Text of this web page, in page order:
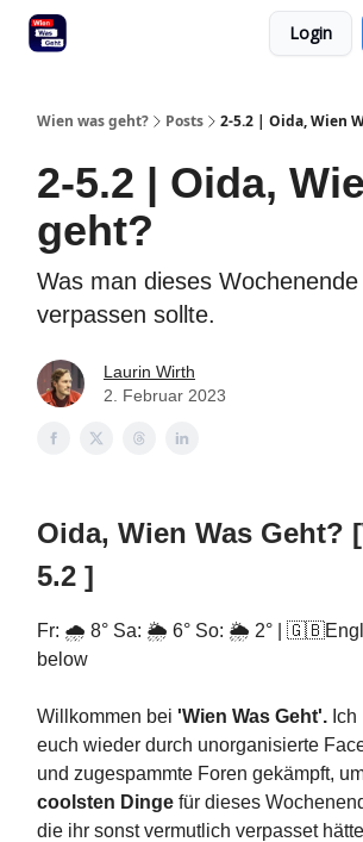
Login
Wien was geht? Posts 2-5.2 | Oida, Wien
2-5.2 | Oida,
geht?
Was man dieses
verpassen sollte.
Laurin Wirth
2. Februar 2023
Oida, Wien Was Geht?
5.2 ]
Fr: 🌧️ 8° Sa: 🌦️ 6° So: 🌦️ 2° |
below
Willkommen bei 'Wien Was Geht'.
euch wieder durch unorganisierte
und zugespammte Foren gekämpft,
coolsten Dinge für dieses
die ihr sonst vermutlich verpasset